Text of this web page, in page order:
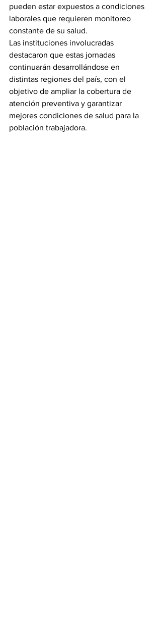
pueden estar expuestos a condiciones
laborales que requieren monitoreo
constante de su salud.
Las instituciones involucradas
destacaron que estas jornadas
continuarán desarrollándose en
distintas regiones del país, con el
objetivo de ampliar la cobertura de
atención preventiva y garantizar
mejores condiciones de salud para la
población trabajadora.